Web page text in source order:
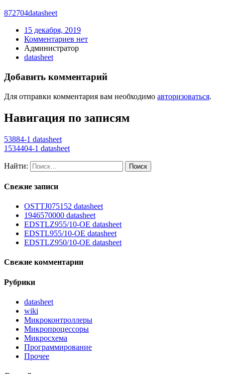
872704datasheet
15 декабря, 2019
Комментариев нет
Администратор
datasheet
Добавить комментарий
Для отправки комментария вам необходимо авторизоваться.
Навигация по записям
53884-1 datasheet
1534404-1 datasheet
Найти:
Свежие записи
OSTTJ075152 datasheet
1946570000 datasheet
EDSTLZ955/10-OE datasheet
EDSTL955/10-OE datasheet
EDSTLZ950/10-OE datasheet
Свежие комментарии
Рубрики
datasheet
wiki
Микроконтроллеры
Микропроцессоры
Микросхема
Программирование
Прочее